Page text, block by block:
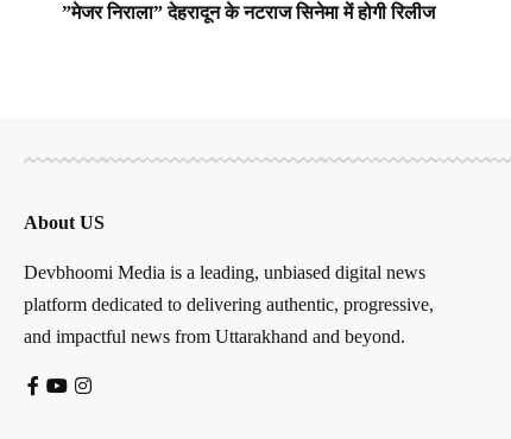
”मेजर निराला” देहरादून के नटराज सिनेमा में होगी रिलीज
About US
Devbhoomi Media is a leading, unbiased digital news
platform dedicated to delivering authentic, progressive,
and impactful news from Uttarakhand and beyond.